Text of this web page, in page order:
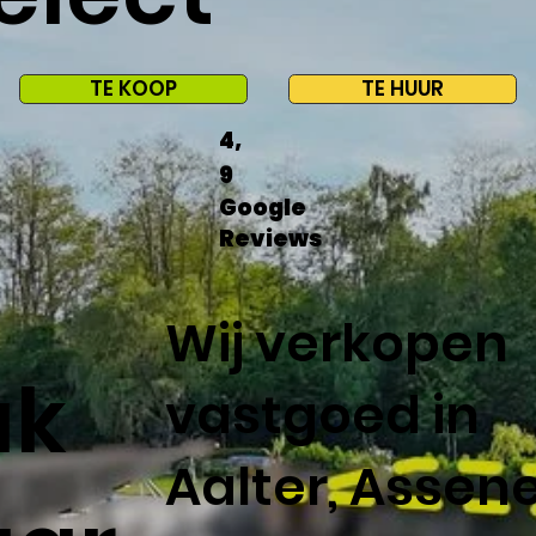
TE KOOP TE HUUR
Google
Reviews
4,
9
Wij verkopen
vastgoed in
Aalter,